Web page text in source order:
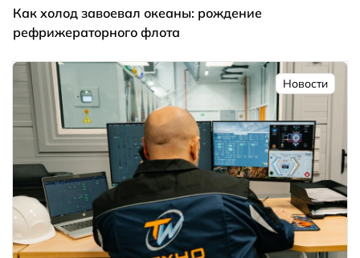
Как холод завоевал океаны: рождение
рефрижераторного флота
Новости